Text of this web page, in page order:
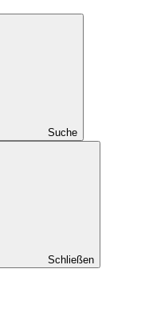
Suche
Schließen